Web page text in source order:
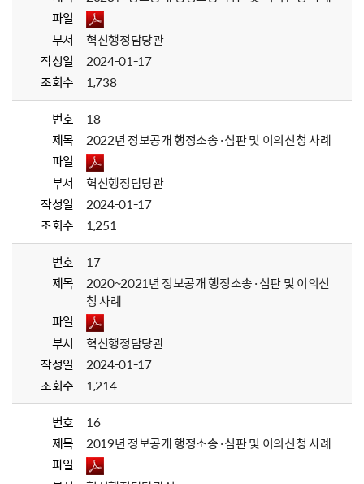
파일
부서
혁신행정담당관
작성일
2024-01-17
조회수
1,738
번호
18
제목
2022년 정보공개 행정소송·심판 및 이의신청 사례
파일
부서
혁신행정담당관
작성일
2024-01-17
조회수
1,251
번호
17
제목
2020~2021년 정보공개 행정소송·심판 및 이의신
청 사례
파일
부서
혁신행정담당관
작성일
2024-01-17
조회수
1,214
번호
16
제목
2019년 정보공개 행정소송·심판 및 이의신청 사례
파일